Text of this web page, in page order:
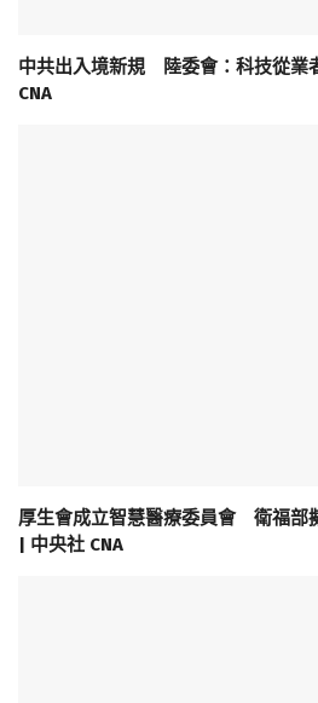
中共出入境新規 陸委會：科技從業
CNA
厚生會成立智慧醫療委員會 衛福部
| 中央社 CNA